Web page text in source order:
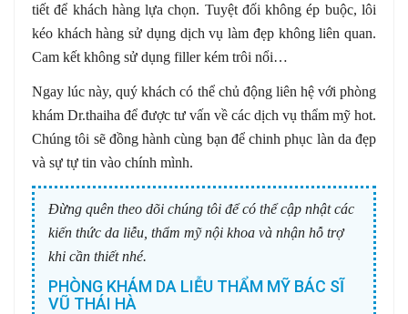
tiết để khách hàng lựa chọn. Tuyệt đối không ép buộc, lôi
kéo khách hàng sử dụng dịch vụ làm đẹp không liên quan.
Cam kết không sử dụng filler kém trôi nổi…
Ngay lúc này, quý khách có thể chủ động liên hệ với phòng
khám Dr.thaiha để được tư vấn về các dịch vụ thẩm mỹ hot.
Chúng tôi sẽ đồng hành cùng bạn để chinh phục làn da đẹp
và sự tự tin vào chính mình.
Đừng quên theo dõi chúng tôi để có thể cập nhật các
kiến thức da liễu, thẩm mỹ nội khoa và nhận hỗ trợ
khi cần thiết nhé.
PHÒNG KHÁM DA LIỄU THẨM MỸ BÁC SĨ
VŨ THÁI HÀ